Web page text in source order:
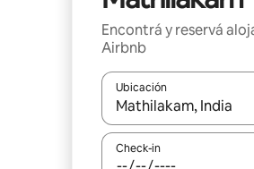
Encontrá y reservá
Airbnb
Ubicación
Cuando los resultados
Check-in